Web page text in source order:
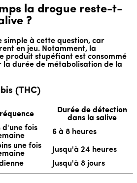
la drogue reste-t-
?
simple à cette question, car
en jeu. Notamment, la
produit stupéfiant est consommé
la durée de métabolisation de la
(THC)
Durée de détection
dans la salive
d'une fois
6 à 8 heures
une fois
Jusqu'à 24 heures
Jusqu'à 8 jours